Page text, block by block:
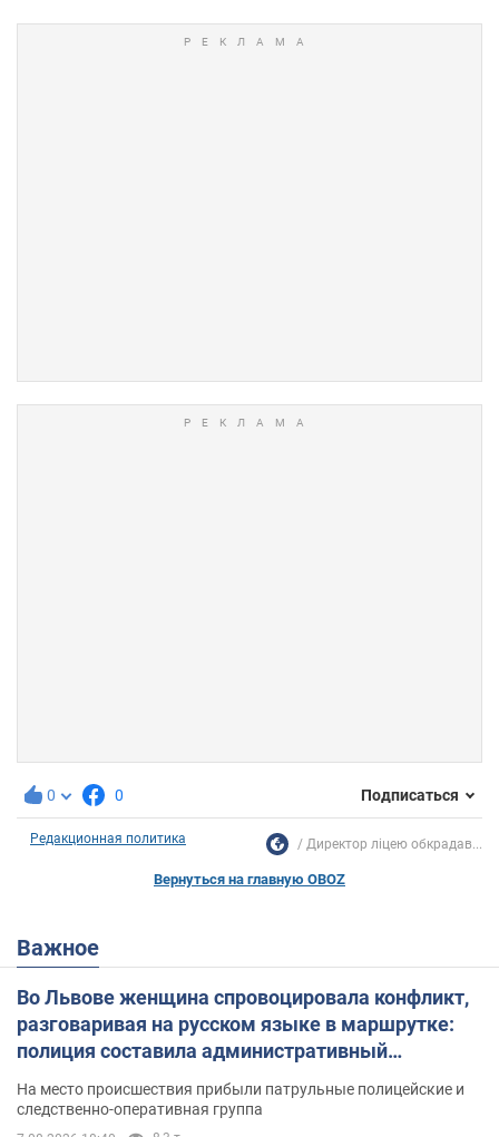
0 0 Подписаться
Редакционная политика Директор ліцею обкрадав...
Вернуться на главную OBOZ
Важное
Во Львове женщина спровоцировала конфликт,
разговаривая на русском языке в маршрутке:
полиция составила административный
На место происшествия прибыли патрульные полицейские и
следственно-оперативная группа